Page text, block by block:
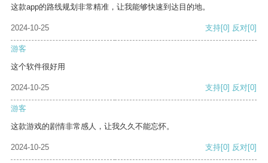
这款app的路线规划非常精准，让我能够快速到达目的地。
2024-10-25 支持[0] 反对[0]
游客
这个软件很好用
2024-10-25 支持[0] 反对[0]
游客
这款游戏的剧情非常感人，让我久久不能忘怀。
2024-10-25 支持[0] 反对[0]